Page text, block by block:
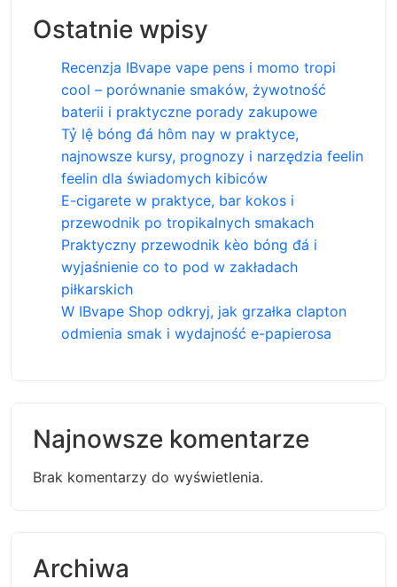
Ostatnie wpisy
Recenzja IBvape vape pens i momo tropi
cool – porównanie smaków, żywotność
baterii i praktyczne porady zakupowe
Tỷ lệ bóng đá hôm nay w praktyce,
najnowsze kursy, prognozy i narzędzia feelin
feelin dla świadomych kibiców
E-cigarete w praktyce, bar kokos i
przewodnik po tropikalnych smakach
Praktyczny przewodnik kèo bóng đá i
wyjaśnienie co to pod w zakładach
piłkarskich
W IBvape Shop odkryj, jak grzałka clapton
odmienia smak i wydajność e-papierosa
Najnowsze komentarze
Brak komentarzy do wyświetlenia.
Archiwa